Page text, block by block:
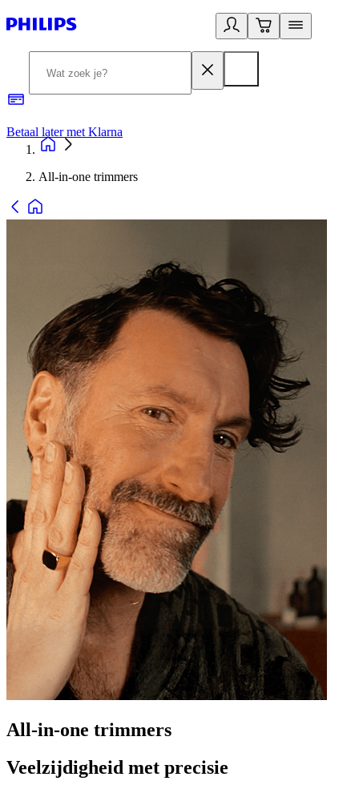
Betaal later met Klarna
All-in-one trimmers
All-in-one trimmers
Veelzijdigheid met precisie